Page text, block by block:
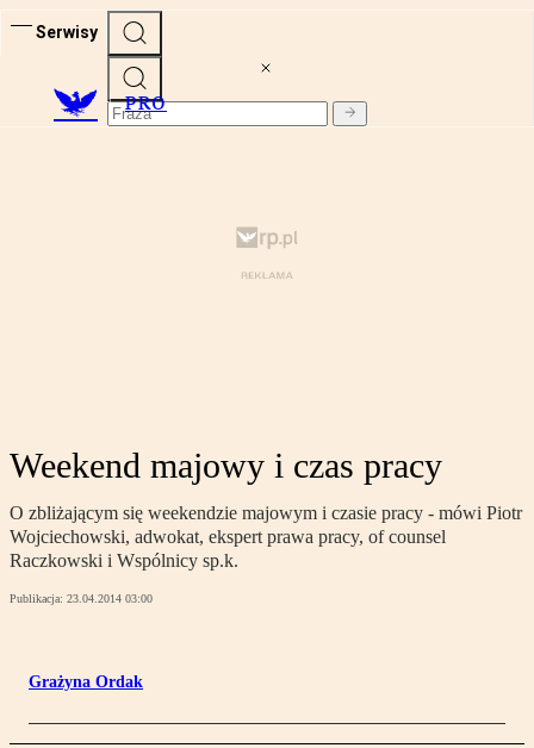
Serwisy
PRO
Weekend majowy i czas pracy
O zbliżającym się weekendzie majowym i czasie pracy - mówi Piotr
Wojciechowski, adwokat, ekspert prawa pracy, of counsel
Raczkowski i Wspólnicy sp.k.
Publikacja: 23.04.2014 03:00
Grażyna Ordak